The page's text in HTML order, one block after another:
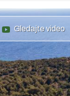
Gledajte video